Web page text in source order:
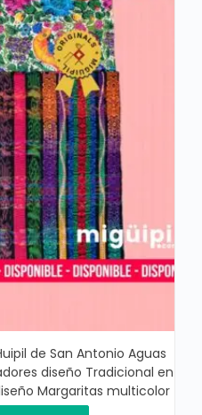
de San Antonio Aguas
diseño Tradicional en
Margaritas multicolor